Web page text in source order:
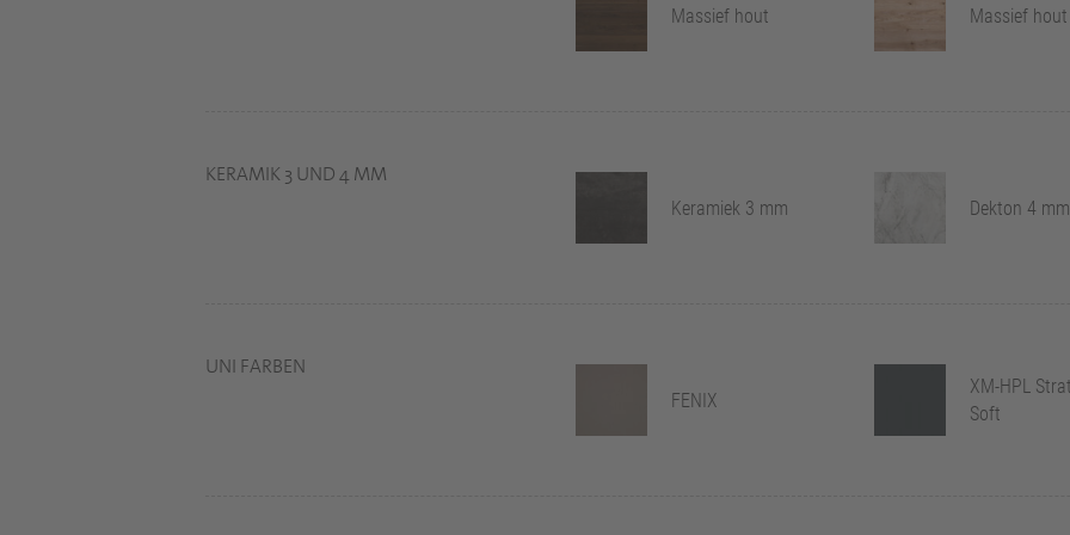
Massief hout Massief hout
KERAMIK 3 UND 4 MM
Keramiek 3 mm Dekton 4 mm
UNI FARBEN
FENIX
XM-HPL
Soft